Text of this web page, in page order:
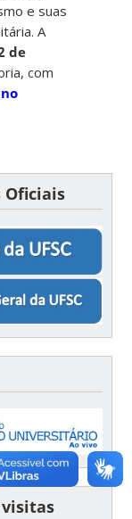
e suas
A
de
com
Oficiais